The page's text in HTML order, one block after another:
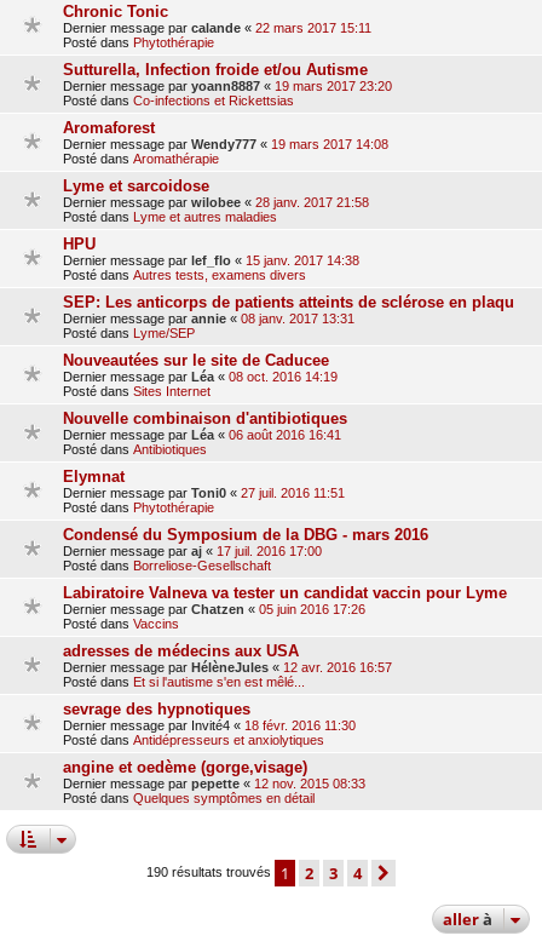
Chronic Tonic
Dernier message par calande « 22 mars 2017 15:11
Posté dans Phytothérapie
Sutturella, Infection froide et/ou Autisme
Dernier message par yoann8887 « 19 mars 2017 23:20
Posté dans Co-infections et Rickettsias
Aromaforest
Dernier message par Wendy777 « 19 mars 2017 14:08
Posté dans Aromathérapie
Lyme et sarcoidose
Dernier message par wilobee « 28 janv. 2017 21:58
Posté dans Lyme et autres maladies
HPU
Dernier message par lef_flo « 15 janv. 2017 14:38
Posté dans Autres tests, examens divers
SEP: Les anticorps de patients atteints de sclérose en plaqu
Dernier message par annie « 08 janv. 2017 13:31
Posté dans Lyme/SEP
Nouveautées sur le site de Caducee
Dernier message par Léa « 08 oct. 2016 14:19
Posté dans Sites Internet
Nouvelle combinaison d'antibiotiques
Dernier message par Léa « 06 août 2016 16:41
Posté dans Antibiotiques
Elymnat
Dernier message par Toni0 « 27 juil. 2016 11:51
Posté dans Phytothérapie
Condensé du Symposium de la DBG - mars 2016
Dernier message par aj « 17 juil. 2016 17:00
Posté dans Borreliose-Gesellschaft
Labiratoire Valneva va tester un candidat vaccin pour Lyme
Dernier message par Chatzen « 05 juin 2016 17:26
Posté dans Vaccins
adresses de médecins aux USA
Dernier message par HélèneJules « 12 avr. 2016 16:57
Posté dans Et si l'autisme s'en est mêlé...
sevrage des hypnotiques
Dernier message par Invité4 « 18 févr. 2016 11:30
Posté dans Antidépresseurs et anxiolytiques
angine et oedème (gorge,visage)
Dernier message par pepette « 12 nov. 2015 08:33
Posté dans Quelques symptômes en détail
190 résultats trouvés 1 2 3 4
allerà